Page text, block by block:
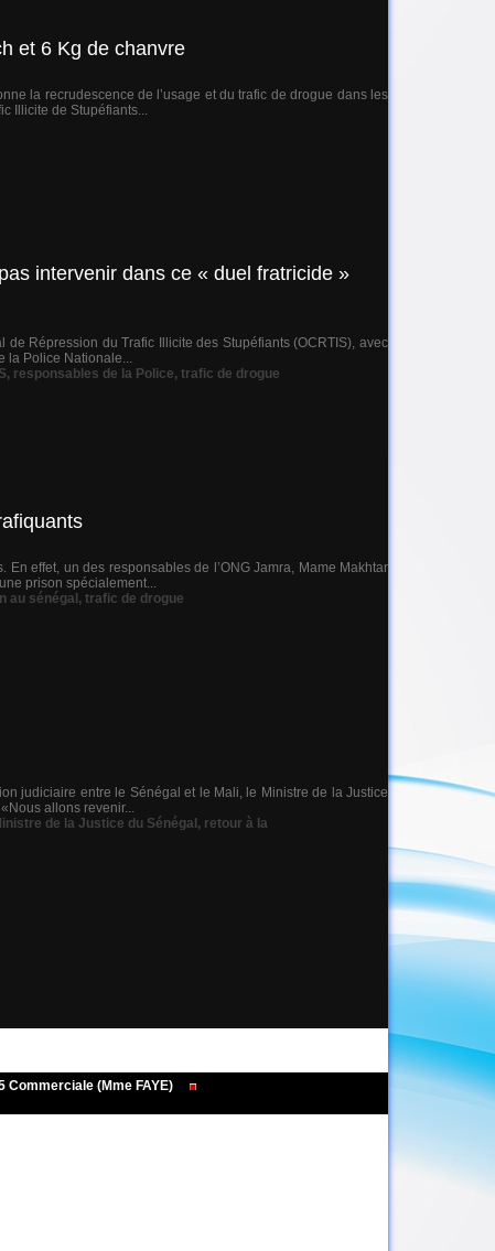
et 6 Kg de chanvre
la recrudescence de l’usage et du trafic de drogue dans les
Illicite de Stupéfiants...
intervenir dans ce « duel fratricide »
Répression du Trafic Illicite des Stupéfiants (OCRTIS), avec
la Police Nationale...
, responsables de la Police, trafic de drogue
effet, un des responsables de l’ONG Jamra, Mame Makhtar
prison spécialement...
au sénégal , trafic de drogue
judiciaire entre le Sénégal et le Mali, le Ministre de la Justice
allons revenir...
de la Justice du Sénégal , retour à la
Commerciale (Mme FAYE)